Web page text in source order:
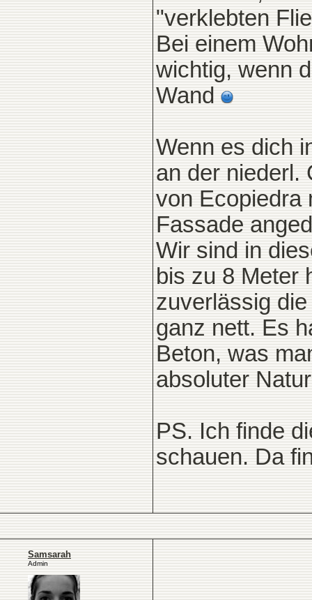
"verklebten
Bei einem
wichtig, wenn
Wand
Wenn es dich
an der niederl.
von Ecopiedra
Fassade
Wir sind in
bis zu 8 Meter
zuverlässig
ganz nett. Es
Beton, was
absoluter
PS. Ich finde
schauen. Da
Samsarah
Admin